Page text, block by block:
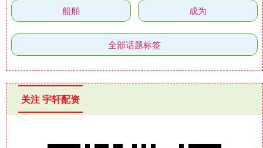
船舶 成为
全部话题标签
关注 宇轩配资